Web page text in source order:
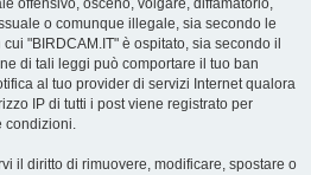
offensivo, osceno, volgare, diffamatorio,
o comunque illegale, sia secondo le
"BIRDCAM.IT" è ospitato, sia secondo il
di tali leggi può comportare il tuo ban
al tuo provider di servizi Internet qualora
IP di tutti i post viene registrato per
condizioni.
il diritto di rimuovere, modificare, spostare o